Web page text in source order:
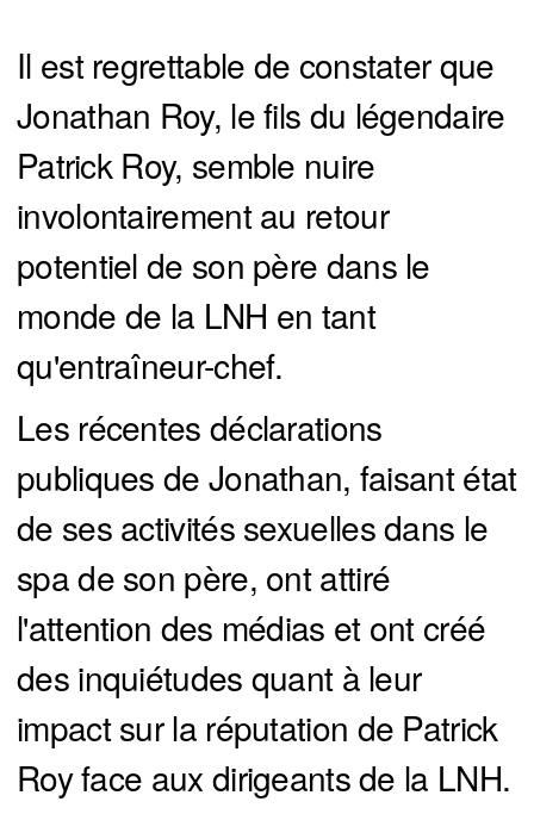
Il est regrettable de constater que
Jonathan Roy, le fils du légendaire
Patrick Roy, semble nuire
involontairement au retour
potentiel de son père dans le
monde de la LNH en tant
qu'entraîneur-chef.
Les récentes déclarations
publiques de Jonathan, faisant état
de ses activités sexuelles dans le
spa de son père, ont attiré
l'attention des médias et ont créé
des inquiétudes quant à leur
impact sur la réputation de Patrick
Roy face aux dirigeants de la LNH.